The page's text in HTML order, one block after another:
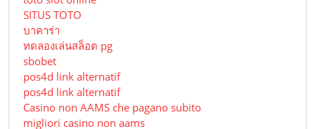
SITUS TOTO
บาคาร่า
ทดลองเล่นสล็อต pg
sbobet
pos4d link alternatif
pos4d link alternatif
Сasino non AAMS che pagano subito
migliori casino non aams